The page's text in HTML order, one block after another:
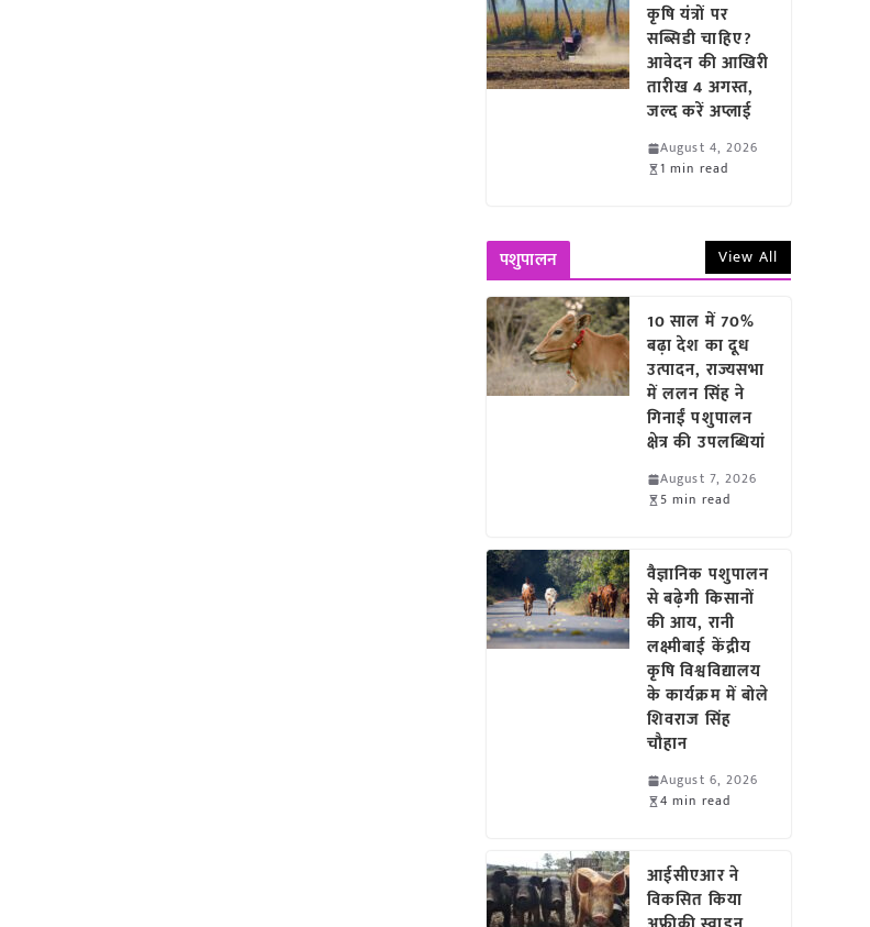
कृषि यंत्रों पर
सब्सिडी चाहिए?
आवेदन की आखिरी
तारीख 4 अगस्त,
जल्द करें अप्लाई
August 4, 2026
1 min read
पशुपालन View All
10 साल में 70%
बढ़ा देश का दूध
उत्पादन, राज्यसभा
में ललन सिंह ने
गिनाईं पशुपालन
क्षेत्र की उपलब्धियां
August 7, 2026
5 min read
वैज्ञानिक पशुपालन
से बढ़ेगी किसानों
की आय, रानी
लक्ष्मीबाई केंद्रीय
कृषि विश्वविद्यालय
के कार्यक्रम में बोले
शिवराज सिंह
चौहान
August 6, 2026
4 min read
आईसीएआर ने
विकसित किया